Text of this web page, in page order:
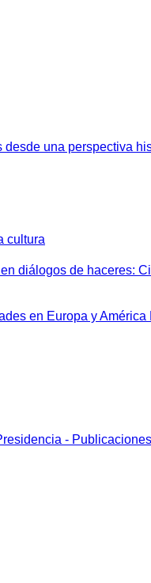
una perspectiva
cultura
diálogos de haceres:
en Europa y América
- Publicaciones